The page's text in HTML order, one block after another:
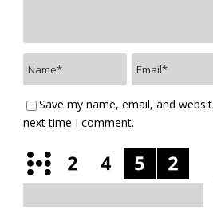
Save my name, email, and
next time I comment.